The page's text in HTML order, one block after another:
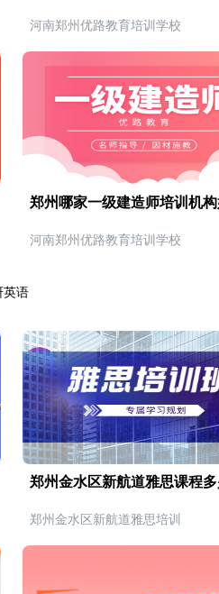
河南郑州优路教育培训学校
郑州哪家一级建造师培训机
河南郑州优路教育培训学校
英语
郑州金水区新航道雅思课程
郑州金水区新航道雅思培训